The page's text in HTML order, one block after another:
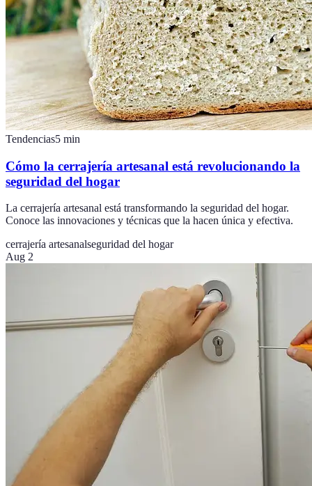
Tendencias5 min
Cómo la cerrajería artesanal está revolucionando la
seguridad del hogar
La cerrajería artesanal está transformando la seguridad del hogar.
Conoce las innovaciones y técnicas que la hacen única y efectiva.
cerrajería artesanalseguridad del hogar
Aug 2